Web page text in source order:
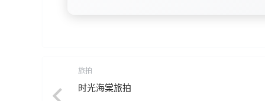
旅拍
时光海棠旅拍